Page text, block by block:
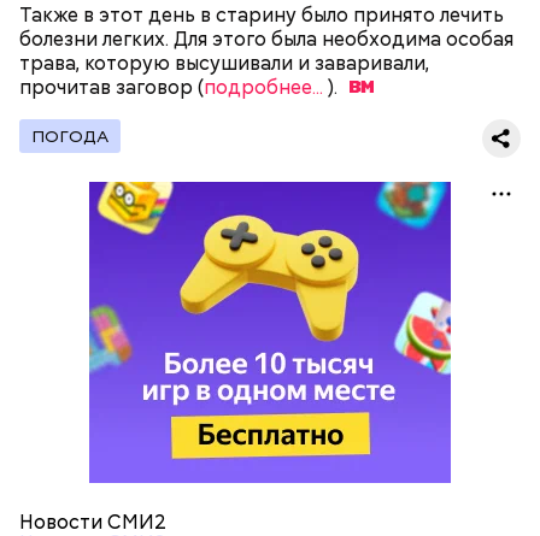
Также в этот день в старину было принято лечить
болезни легких. Для этого была необходима особая
трава, которую высушивали и заваривали,
прочитав заговор (подробнее... ).
ПОГОДА
Новости СМИ2
На данный момент по Москве курсируют 12 ночных
автобусов. Часть рейсов совпадает с дневными,
часть существует только ночью. Ночные автобусы
ходят с 1:00 до 5:45, в период, когда не работают
метрополитен и дневные маршруты наземного